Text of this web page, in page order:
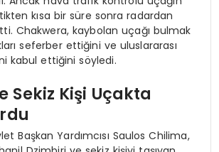
kısa bir süre sonra radardan
Chakwera, kaybolan uçağı bulmak
seferber ettiğini ve uluslararası
kabul ettiğini söyledi.
Sekiz Kişi Uçakta
Başkan Yardımcısı Saulos Chilima,